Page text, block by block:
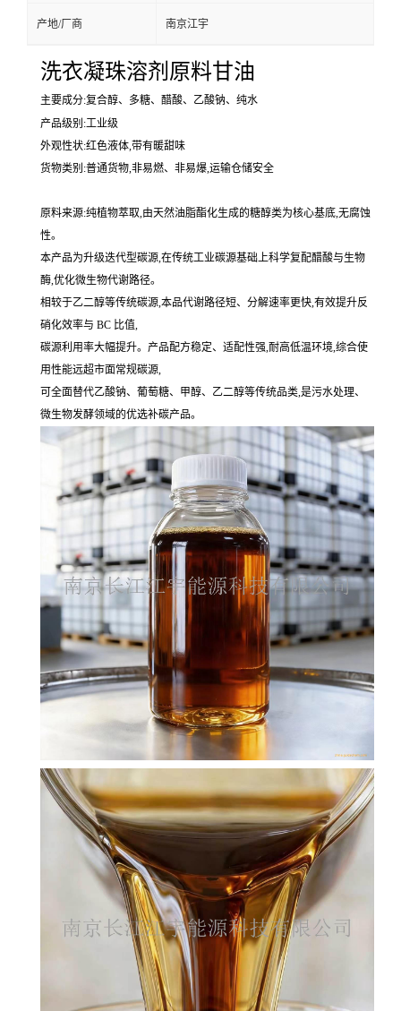
产地/厂商 南京江宇
洗衣凝珠溶剂原料甘油
主要成分:复合醇、多糖、醋酸、乙酸钠、纯水
产品级别:工业级
外观性状:红色液体,带有暖甜味
货物类别:普通货物,非易燃、非易爆,运输仓储安全
原料来源:纯植物萃取,由天然油脂酯化生成的糖醇类为核心基底,无腐蚀
性。
本产品为升级迭代型碳源,在传统工业碳源基础上科学复配醋酸与生物
酶,优化微生物代谢路径。
相较于乙二醇等传统碳源,本品代谢路径短、分解速率更快,有效提升反
硝化效率与 BC 比值,
碳源利用率大幅提升。产品配方稳定、适配性强,耐高低温环境,综合使
用性能远超市面常规碳源,
可全面替代乙酸钠、葡萄糖、甲醇、乙二醇等传统品类,是污水处理、
微生物发酵领域的优选补碳产品。